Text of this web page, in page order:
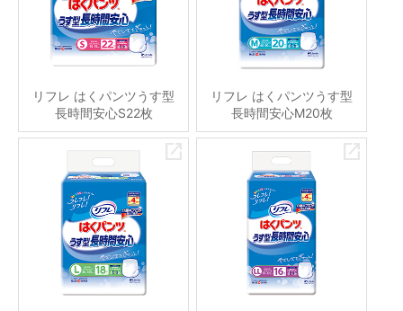
リフレ はくパンツうす型
長時間安心S22枚
リフレ はくパンツうす型
長時間安心M20枚